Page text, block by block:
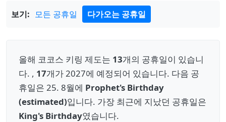
보기: 모든 공휴일 다가오는 공휴일
올해 코코스 키링 제도는 13개의 공휴일이 있습니
다. , 17개가 2027에 예정되어 있습니다. 다음 공
휴일은 25. 8월에 Prophet's Birthday
(estimated)입니다. 가장 최근에 지났던 공휴일은
King's Birthday였습니다.